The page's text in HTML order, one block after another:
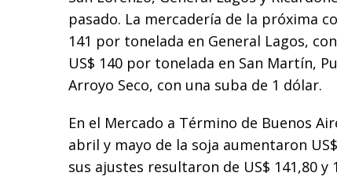
pasado. La mercadería de la próxima
141 por tonelada en General Lagos,
US$ 140 por tonelada en San Martín,
Arroyo Seco, con una suba de 1 dólar.
En el Mercado a Término de Buenos
abril y mayo de la soja aumentaron
sus ajustes resultaron de US$ 141,80 y